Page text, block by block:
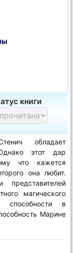
книги
обладает
этот дар
что кажется
она любит.
магического
способности в
Марине